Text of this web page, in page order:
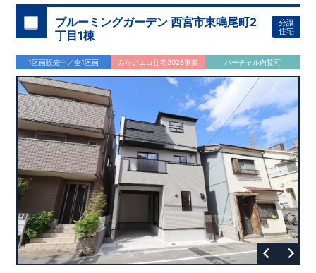
ブルーミングガーデン 西宮市東鳴尾町2
丁目1棟
分譲
住宅
1区画販売中／全1区画 みらいエコ住宅2026事業 バーチャル内覧可